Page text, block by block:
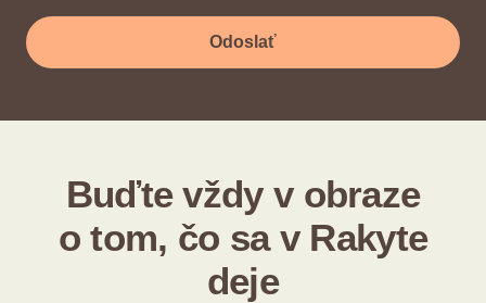
Odoslať
Buďte vždy v obraze
o tom, čo sa v Rakyte
deje